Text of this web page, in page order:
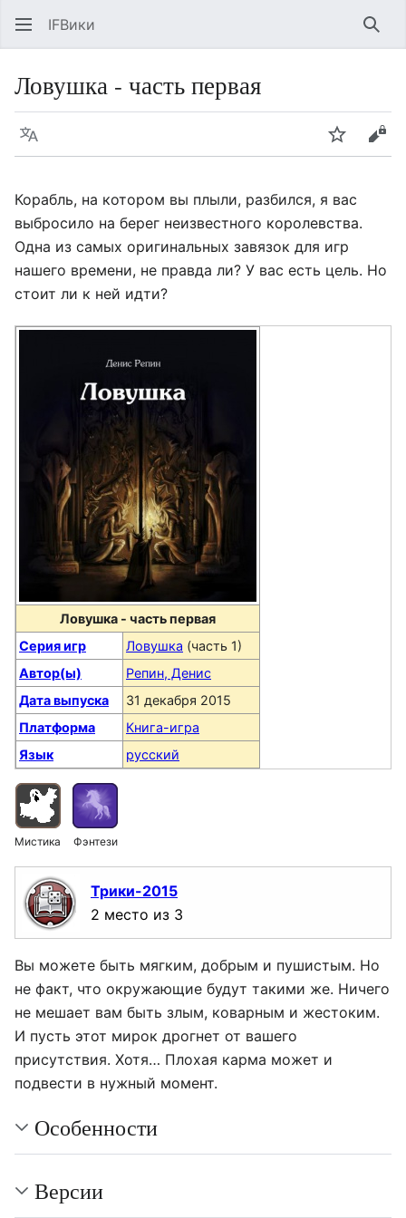
IFВики
Ловушка - часть первая
Язык Следить
Корабль, на котором вы плыли, разбился, я вас
выбросило на берег неизвестного королевства.
Одна из самых оригинальных завязок для игр
нашего времени, не правда ли? У вас есть цель. Но
стоит ли к ней идти?
Ловушка - часть первая
Серия игр
Ловушка (часть 1)
Автор(ы)
Репин, Денис
Дата выпуска
31 декабря 2015
Платформа
Книга-игра
Язык
русский
Мистика Фэнтези
Трики-2015
2 место из 3
Вы можете быть мягким, добрым и пушистым. Но
не факт, что окружающие будут такими же. Ничего
не мешает вам быть злым, коварным и жестоким.
И пусть этот мирок дрогнет от вашего
присутствия. Хотя… Плохая карма может и
подвести в нужный момент.
Особенности
Версии